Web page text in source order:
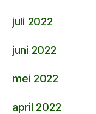
juli 2022
juni 2022
mei 2022
april 2022